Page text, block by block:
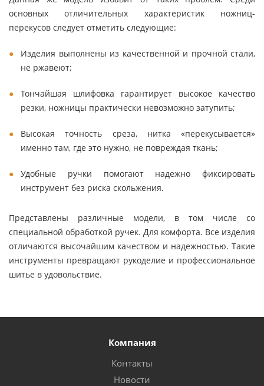
основных отличительных характеристик ножниц-
перекусов следует отметить следующие:
Изделия выполнены из качественной и прочной стали,
не ржавеют;
Тончайшая шлифовка гарантирует высокое качество
резки, ножницы практически невозможно затупить;
Высокая точность среза, нитка «перекусывается»
именно там, где это нужно, не повреждая ткань;
Удобные ручки помогают надежно фиксировать
инструмент без риска скольжения.
Представлены различные модели, в том числе со
специальной обработкой ручек. Для комфорта. Все изделия
отличаются высочайшим качеством и надежностью. Такие
инструменты превращают рукоделие и профессиональное
шитье в удовольствие.
Компания
Контакты
Новости